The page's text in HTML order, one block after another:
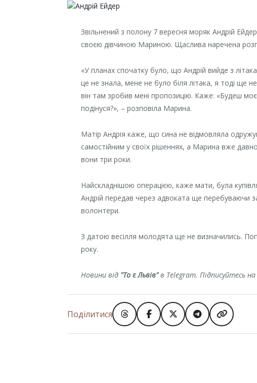
Звільнений з полону 7 вересня моряк Андрій
своєю дівчиною Мариною. Щаслива наречена
«У планах спочатку було, що Андрій вийде з
це не знала, мене не було біля літака, я тоді ще
він там зробив мені пропозицію. Каже: «Будеш
подінуся?», – розповіла Марина.
Матір Андрія каже, що сина не відмовляла
самостійним у своїх рішеннях, а Марина вже
вони три роки.
Найскладнішою операцією, каже мати, була
Андрій передав через адвоката ще перебуваючи
волонтери.
З датою весілля молодята ще не визначились.
року.
Новини від "То є Львів"в Telegram. Підписуйтесь
Поділитися